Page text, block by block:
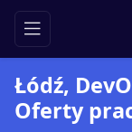
Łódź,
Oferty